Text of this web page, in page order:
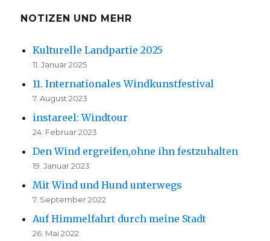
NOTIZEN UND MEHR
Kulturelle Landpartie 2025
11. Januar 2025
11. Internationales Windkunstfestival
7. August 2023
instareel: Windtour
24. Februar 2023
Den Wind ergreifen,ohne ihn festzuhalten
19. Januar 2023
Mit Wind und Hund unterwegs
7. September 2022
Auf Himmelfahrt durch meine Stadt
26. Mai 2022